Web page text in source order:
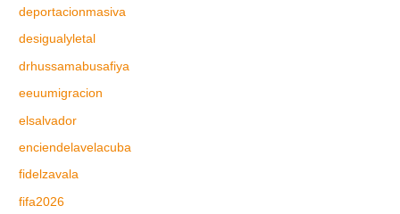
deportacionmasiva
desigualyletal
drhussamabusafiya
eeuumigracion
elsalvador
enciendelavelacuba
fidelzavala
fifa2026